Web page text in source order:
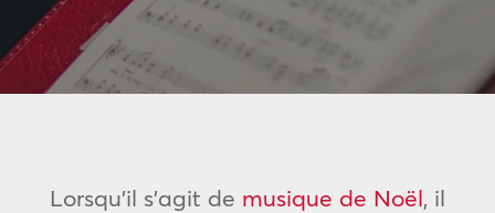
Lorsqu’il s’agit de musique de Noël, il